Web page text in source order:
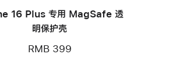
16 Plus 专用 MagSafe 透
明保护壳
RMB 399